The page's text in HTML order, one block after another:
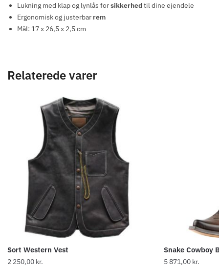
Lukning med klap og lynlås forsikkerhedtil dine ejendele
Ergonomisk og justerbar rem
Mål: 17 x 26,5 x 2,5 cm
Relaterede varer
Sort Western Vest
2 250,00 kr.
Snake Cowboy
5 871,00 kr.